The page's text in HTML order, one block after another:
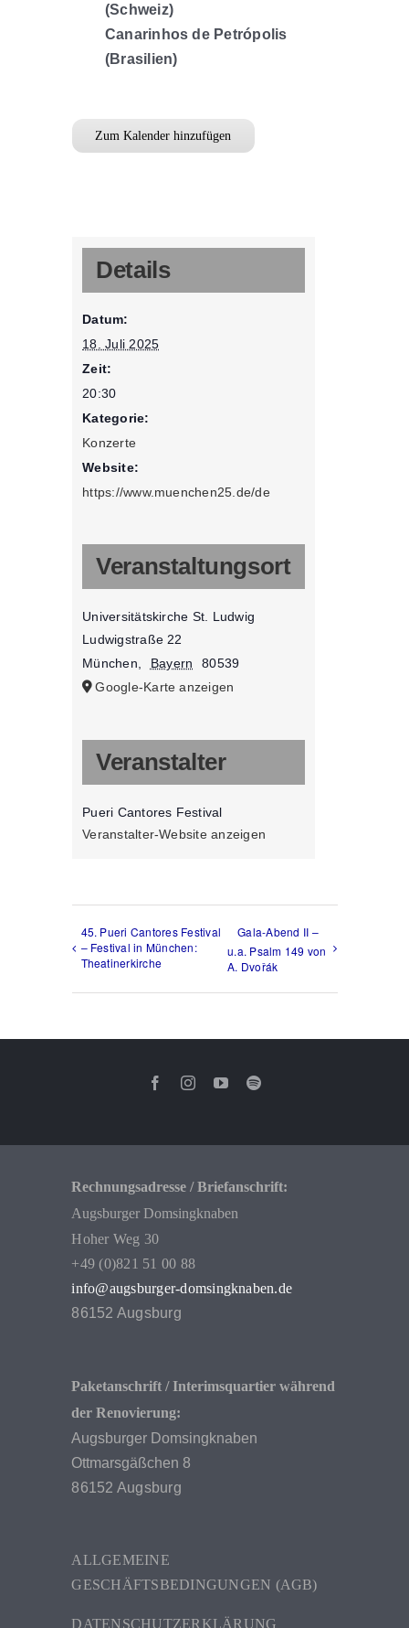
(Schweiz)
Canarinhos de Petrópolis
(Brasilien)
Zum Kalender hinzufügen
Details
Datum:
18. Juli 2025
Zeit:
20:30
Kategorie:
Konzerte
Website:
https://www.muenchen25.de/de
Veranstaltungsort
Universitätskirche St. Ludwig
Ludwigstraße 22
München
Bayern
80539
Google-Karte anzeigen
Veranstalter
Pueri Cantores Festival
Veranstalter-Website anzeigen
45. Pueri Cantores Festival
– Festival in München:
Theatinerkirche
Gala-Abend II –
u.a. Psalm 149 von
A. Dvořák
Rechnungsadresse / Briefanschrift:
Augsburger Domsingknaben
Hoher Weg 30
+49 (0)821 51 00 88
info@augsburger-domsingknaben.de
86152 Augsburg
Paketanschrift / Interimsquartier während
der Renovierung:
Augsburger Domsingknaben
Ottmarsgäßchen 8
86152 Augsburg
ALLGEMEINE
GESCHÄFTSBEDINGUNGEN (AGB)
DATENSCHUTZERKLÄRUNG